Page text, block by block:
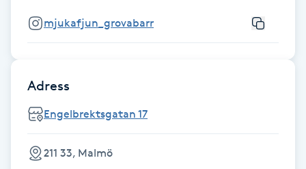
Fotsvamp
Fotvård
Fransar
mjukafjun_grovabarr
Adress
Engelbrektsgatan 17
211 33, Malmö